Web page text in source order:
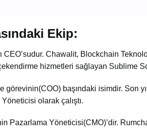
Ekip:
CEO’sudur. Chawalit, Blockchain
hizmetleri sağlayan Sublime
görevinin(COO) başındaki isimdir. Son
olarak çalıştı.
Pazarlama Yöneticisi(CMO)’dir.